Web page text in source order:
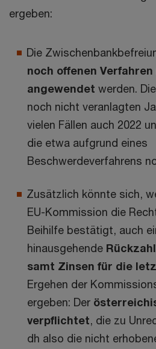
ergeben:
Die
noch offenen
angewendet werden.
noch nicht veranlagten
vielen Fällen auch 2022
die etwa aufgrund eines
Beschwerdeverfahrens
Zusätzlich könnte sich,
EU-Kommission die
Beihilfe bestätigt, auch
hinausgehende
samt Zinsen für die
Ergehen der
ergeben: Der
verpflichtet, die zu
dh also die nicht